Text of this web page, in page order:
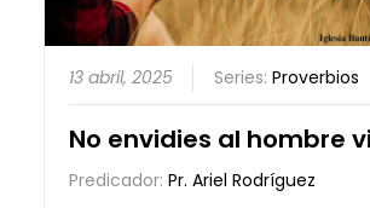
13 abril, 2025 Series:Proverbios
No envidies al hombre
Predicador:Pr. Ariel Rodríguez